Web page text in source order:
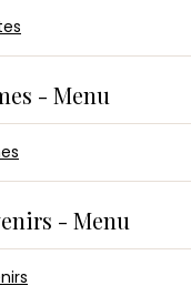
- Menu
- Menu